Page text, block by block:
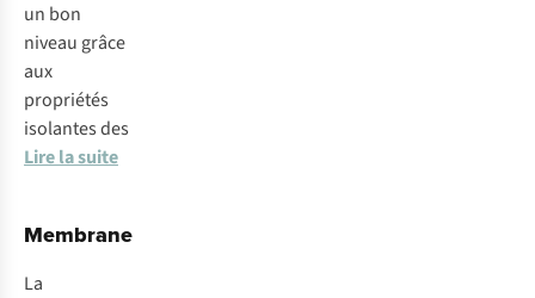
un bon
niveau grâce
aux
propriétés
isolantes des
Lire la suite
Membrane
La